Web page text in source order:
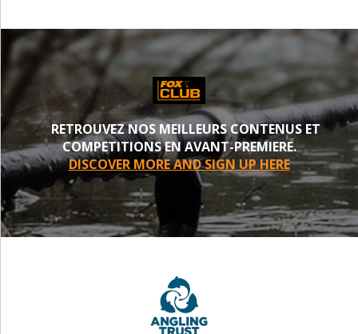
RETROUVEZ NOS MEILLEURS CONTENUS ET
COMPETITIONS EN AVANT-PREMIERE.
DISCOVER MORE AND SIGN UP HERE